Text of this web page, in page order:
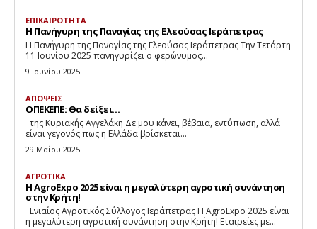
ΕΠΙΚΑΙΡΟΤΗΤΑ
Η Πανήγυρη της Παναγίας της Ελεούσας Ιεράπετρας
Η Πανήγυρη της Παναγίας της Ελεούσας Ιεράπετρας Την Τετάρτη
11 Ιουνίου 2025 πανηγυρίζει ο φερώνυμος...
9 Ιουνίου 2025
ΑΠΟΨΕΙΣ
ΟΠΕΚΕΠΕ: Θα δείξει…
είναι γεγονός πως η Ελλάδα βρίσκεται...
29 Μαΐου 2025
ΑΓΡΟΤΙΚΑ
Η AgroExpo 2025 είναι η μεγαλύτερη αγροτική συνάντηση
στην Κρήτη!
Eνιαίος Αγροτικός Σύλλογος Ιεράπετρας Η AgroExpo 2025 είναι
η μεγαλύτερη αγροτική συνάντηση στην Κρήτη! Εταιρείες με...